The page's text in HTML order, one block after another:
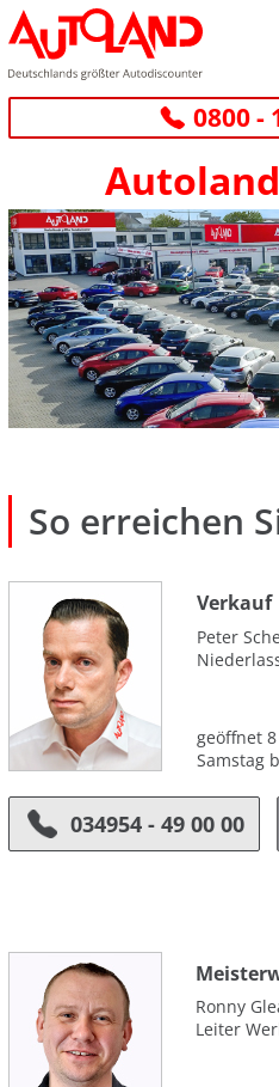
0800 -
So erreichen
Verkauf
Peter
geöffnet
Samstag
034954 - 49 00 00
Ronny
Leiter